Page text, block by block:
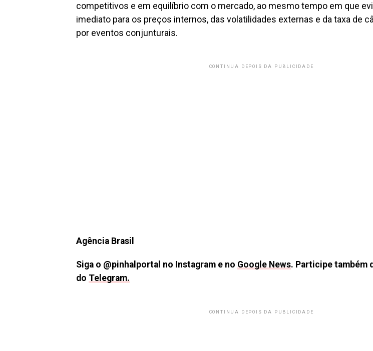
competitivos e em equilíbrio com o mercado, ao mesmo tempo em que
imediato para os preços internos, das volatilidades externas e da taxa de
por eventos conjunturais.
CONTINUA DEPOIS DA PUBLICIDADE
Agência Brasil
Siga o @pinhalportal no Instagram e no Google News. Participe também
do Telegram.
CONTINUA DEPOIS DA PUBLICIDADE